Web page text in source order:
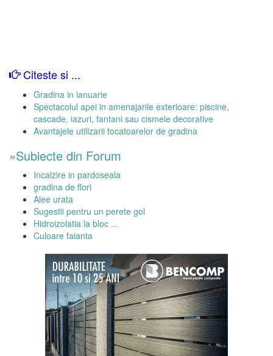
Citeste si ...
Gradina in ianuarie
Spectacolul apei in amenajarile exterioare: piscine,
cascade, iazuri, fantani sau cismele decorative
Avantajele utilizarii tocatoarelor de gradina
»Subiecte din Forum
Incalzire in pardoseala
gradina de flori
Alee urata
Sugestii pentru un perete gol
Hidroizolatia la bloc ...
Culoare faianta